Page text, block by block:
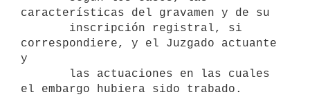
características del gravamen y de su
correspondiere, y el Juzgado actuante
y
el embargo hubiera sido trabado.